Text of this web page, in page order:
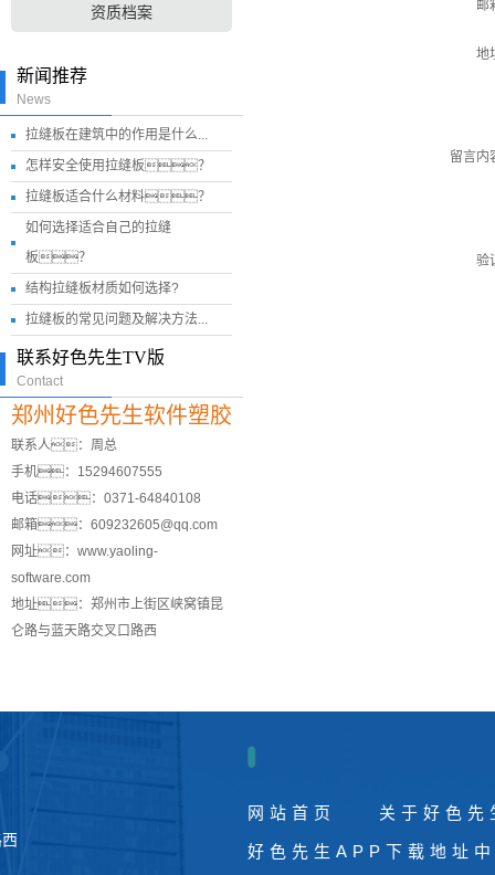
资质档案
新闻推荐
News
拉缝板在建筑中的作用是什么...
怎样安全使用拉缝板？
拉缝板适合什么材料？
如何选择适合自己的拉缝
板？
结构拉缝板材质如何选择?
拉缝板的常见问题及解决方法...
联系好色先生TV版
Contact
郑州好色先生软件塑胶
联系人：周总
手机：15294607555
电话：0371-64840108
邮箱：609232605@qq.com
网址：www.yaoling-
software.com
地址：郑州市上街区峡窝镇昆
仑路与蓝天路交叉口路西
留言
验
网站首页 关于好色
好色先生APP下载地址